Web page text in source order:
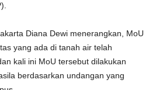
Diana Dewi menerangkan, MoU
yang ada di tanah air telah
kali ini MoU tersebut dilakukan
berdasarkan undangan yang